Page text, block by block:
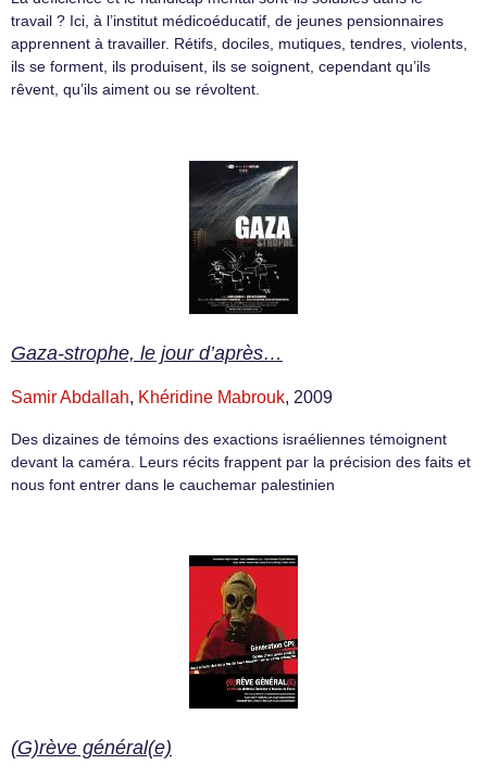
travail ? Ici, à l’institut médicoéducatif, de jeunes pensionnaires
apprennent à travailler. Rétifs, dociles, mutiques, tendres, violents,
ils se forment, ils produisent, ils se soignent, cependant qu’ils
rêvent, qu’ils aiment ou se révoltent.
Gaza-strophe, le jour d’après…
Samir Abdallah, Khéridine Mabrouk, 2009
Des dizaines de témoins des exactions israéliennes témoignent
devant la caméra. Leurs récits frappent par la précision des faits et
nous font entrer dans le cauchemar palestinien
(G)rève général(e)